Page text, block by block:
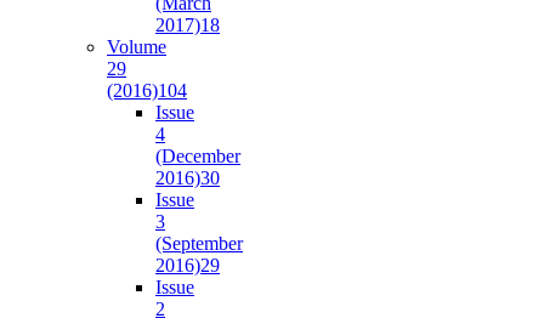
2017)18
Volume
29
(2016)104
Issue
4
(December
2016)30
Issue
3
(September
2016)29
Issue
2